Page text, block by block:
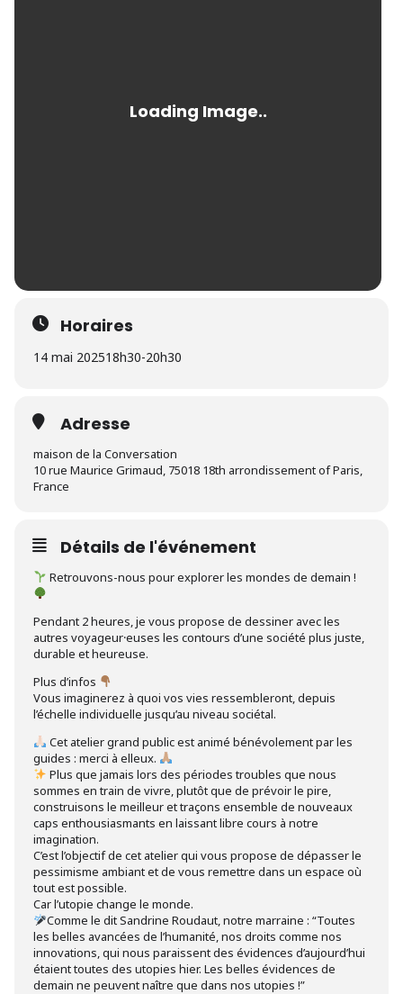
Horaires
14 mai 202518h30-20h30
Adresse
maison de la Conversation
10 rue Maurice Grimaud, 75018 18th arrondissement of Paris,
France
Détails de l'événement
Retrouvons-nous pour explorer les mondes de demain !
Pendant 2 heures, je vous propose de dessiner avec les
autres voyageur⸱euses les contours d’une société plus juste,
durable et heureuse.
Plus d’infos
Vous imaginerez à quoi vos vies ressembleront, depuis
l’échelle individuelle jusqu’au niveau sociétal.
Cet atelier grand public est animé bénévolement par les
guides : merci à elleux.
Plus que jamais lors des périodes troubles que nous
sommes en train de vivre, plutôt que de prévoir le pire,
construisons le meilleur et traçons ensemble de nouveaux
caps enthousiasmants en laissant libre cours à notre
imagination.
C’est l’objectif de cet atelier qui vous propose de dépasser le
pessimisme ambiant et de vous remettre dans un espace où
tout est possible.
Car l’utopie change le monde.
Comme le dit Sandrine Roudaut, notre marraine : “Toutes
les belles avancées de l’humanité, nos droits comme nos
innovations, qui nous paraissent des évidences d’aujourd’hui
étaient toutes des utopies hier. Les belles évidences de
demain ne peuvent naître que dans nos utopies !”